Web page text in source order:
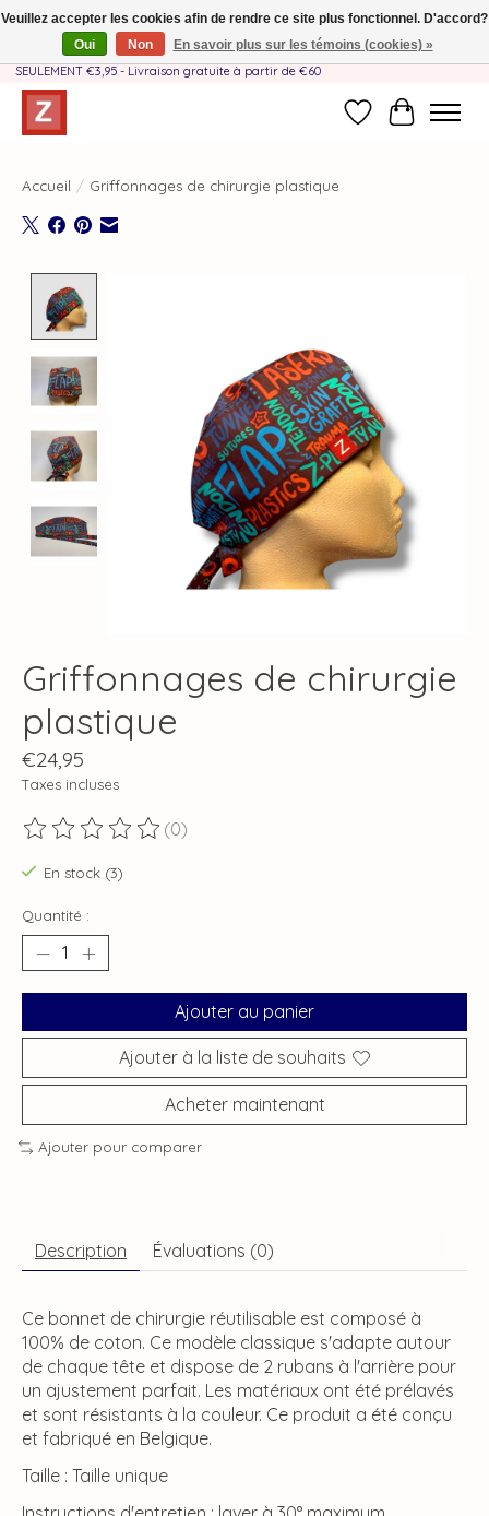
Fait à la main par une équipe mère-fille❤️ - Frais de livraison BE & NL
SEULEMENT €3,95 - Livraison gratuite à partir de €60
Liste dePanier
Accueil / Griffonnages de chirurgie plastique
Griffonnages de chirurgie
plastique
€24,95
Taxes incluses
Ce produit est évalué à
(0)
En stock (3)
Quantité :
Ajouter au panier
Ajouter à la liste de souhaits
Acheter maintenant
Ajouter pour comparer
Description Évaluations (0)
Ce bonnet de chirurgie réutilisable est composé à
100% de coton. Ce modèle classique s'adapte autour
de chaque tête et dispose de 2 rubans à l'arrière pour
un ajustement parfait. Les matériaux ont été prélavés
et sont résistants à la couleur. Ce produit a été conçu
et fabriqué en Belgique.
Taille : Taille unique
Veuillez accepter les cookies afin de rendre ce site plus fonctionnel. D'accord?
Oui
Non En savoir plus sur les témoins (cookies) »